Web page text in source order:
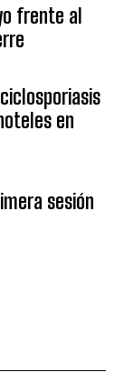
frente al
en
sesión